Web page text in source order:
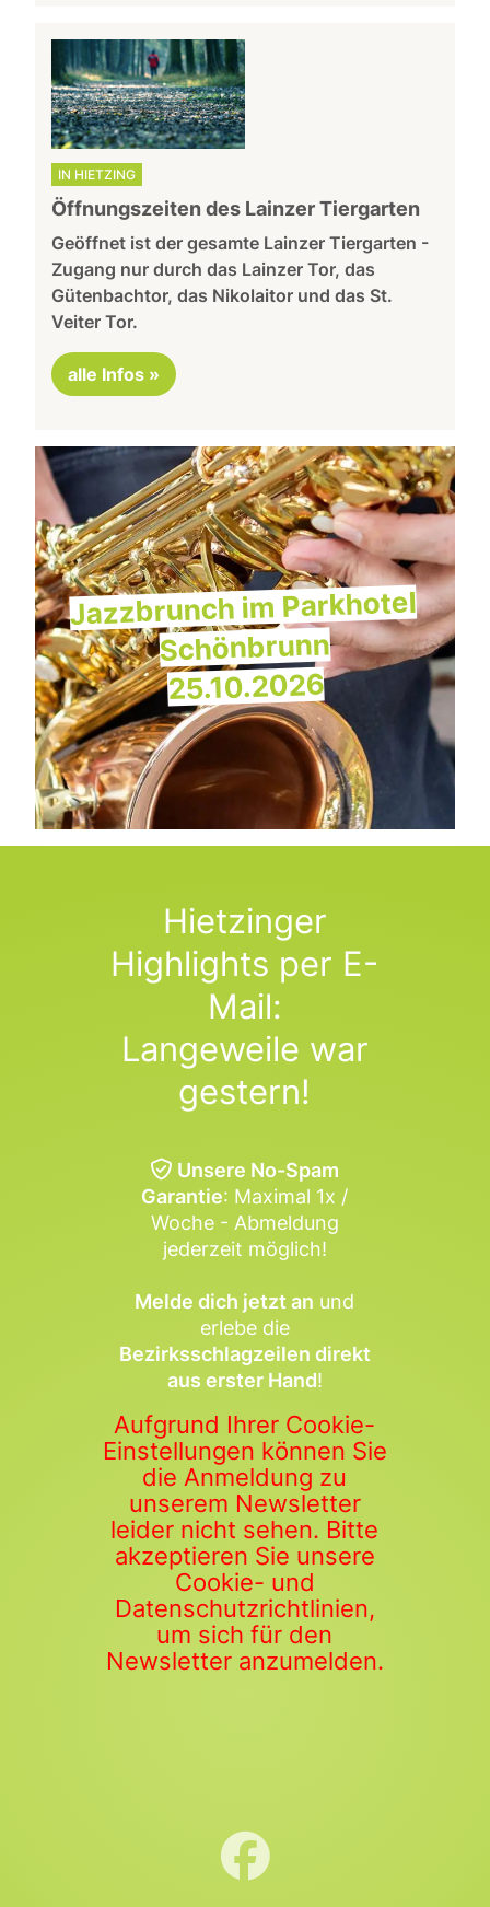
IN HIETZING
Öffnungszeiten des Lainzer Tiergarten
Geöffnet ist der gesamte Lainzer Tiergarten -
Zugang nur durch das Lainzer Tor, das
Gütenbachtor, das Nikolaitor und das St.
Veiter Tor.
alle Infos »
Jazzbrunch im Parkhotel
Schönbrunn
25.10.2026
Hietzinger
Highlights per E-
Mail:
Langeweile war
gestern!
Unsere No-Spam
Garantie: Maximal 1x /
Woche - Abmeldung
jederzeit möglich!
Melde dich jetzt an und
erlebe die
Bezirksschlagzeilen direkt
aus erster Hand!
Aufgrund Ihrer Cookie-
Einstellungen können Sie
die Anmeldung zu
unserem Newsletter
leider nicht sehen. Bitte
akzeptieren Sie unsere
Cookie- und
Datenschutzrichtlinien,
um sich für den
Newsletter anzumelden.